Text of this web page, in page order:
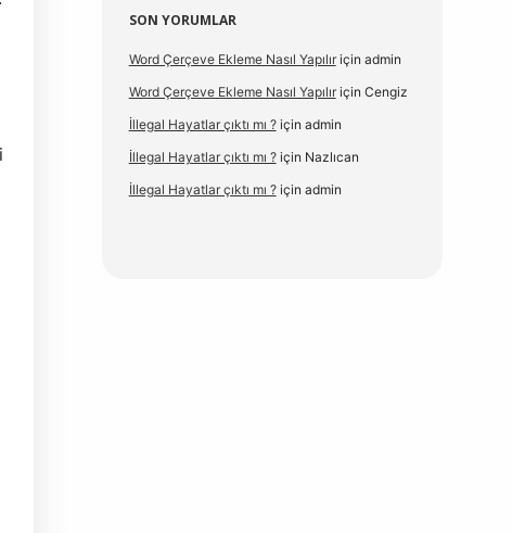
SON YORUMLAR
Word Çerçeve Ekleme Nasıl Yapılıriçin admin
Word Çerçeve Ekleme Nasıl Yapılıriçin Cengiz
İllegal Hayatlar çıktı mı ?için admin
İllegal Hayatlar çıktı mı ?için Nazlıcan
İllegal Hayatlar çıktı mı ?için admin